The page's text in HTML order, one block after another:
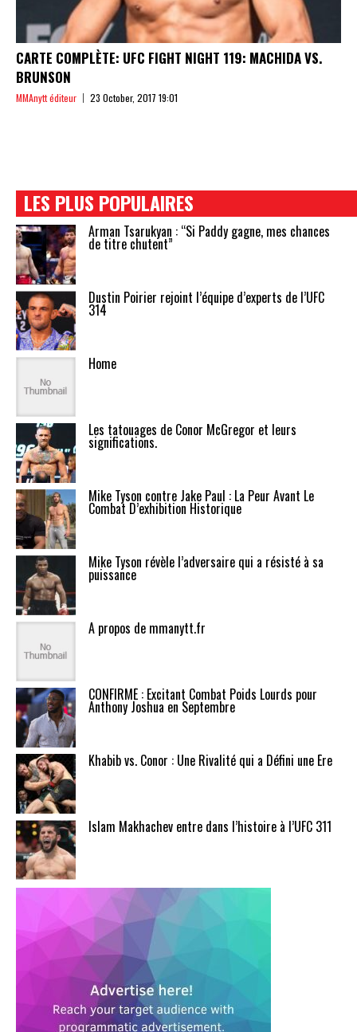
CARTE COMPLÈTE: UFC FIGHT NIGHT 119: MACHIDA VS.
BRUNSON
MMAnytt éditeur 23 October, 2017 19:01
LES PLUS POPULAIRES
Arman Tsarukyan : “Si Paddy gagne, mes chances
de titre chutent”
Dustin Poirier rejoint l’équipe d’experts de l’UFC
314
Home
Les tatouages de Conor McGregor et leurs
significations.
Mike Tyson contre Jake Paul : La Peur Avant Le
Combat D’exhibition Historique
Mike Tyson révèle l’adversaire qui a résisté à sa
puissance
A propos de mmanytt.fr
CONFIRMÉ : Excitant Combat Poids Lourds pour
Anthony Joshua en Septembre
Khabib vs. Conor : Une Rivalité qui a Défini une Ère
Islam Makhachev entre dans l’histoire à l’UFC 311